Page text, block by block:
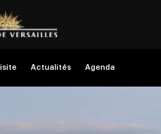
Actualités Agenda